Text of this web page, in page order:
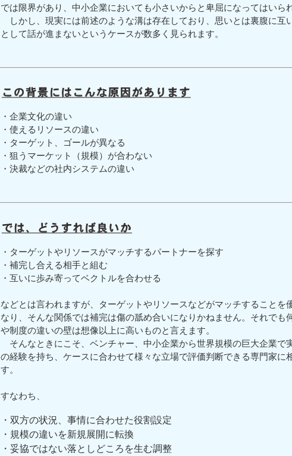
では限界があり、中小企業においても小さいからと卑屈になってはいら
しかし、現実には前述のような溝は存在しており、思いとは裏腹に互
として話が進まないというケースが数多く見られます。
・企業文化の違い
・使えるリソースの違い
・ターゲット、ゴールが異なる
・狙うマーケット（規模）が合わない
・決裁などの社内システムの違い
・ターゲットやリソースがマッチするパートナーを探す
・補完し合える相手と組む
・互いに歩み寄ってベクトルを合わせる
などとは言われますが、ターゲットやリソースなどがマッチすることを
なり、そんな関係では補完は傷の舐め合いになりかねません。それでも
や制度の違いの壁は想像以上に高いものと言えます。
そんなときにこそ、ベンチャー、中小企業から世界規模の巨大企業で
の経験を持ち、ケースに合わせて様々な立場で評価判断できる専門家に
す。
すなわち、
・双方の状況、事情に合わせた役割設定
・規模の違いを新規展開に転換
・妥協ではない落としどころを生む調整